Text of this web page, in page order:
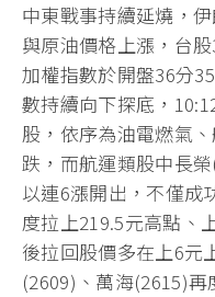
中東戰事持續延燒，
與原油價格上漲，台
加權指數於開盤36分
數持續向下探底，
股，依序為油電燃氣
跌，而航運類股中長
以連6漲開出，不僅成
度拉上219.5元高點、
後拉回股價多在上6元
(2609)、萬海(2615)再